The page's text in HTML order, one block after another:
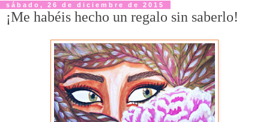
sábado, 26 de diciembre de 2015
¡Me habéis hecho un regalo sin saberlo!